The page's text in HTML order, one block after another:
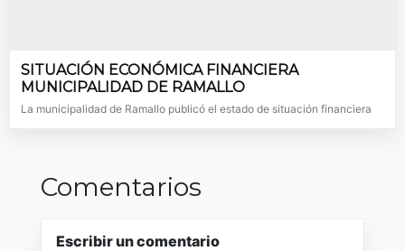
SITUACIÓN ECONÓMICA FINANCIERA
MUNICIPALIDAD DE RAMALLO
La municipalidad de Ramallo publicó el estado de situación financiera
Comentarios
Escribir un comentario